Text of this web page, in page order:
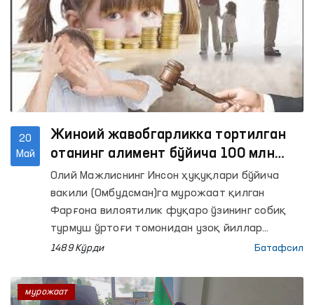
20
Май
Жиноий жавобгарликка тортилган
отанинг алимент бўйича 100 млн
сўмдан ортиқ қарзи жамғарма
ҳисобидан қопланди - Омбудсман
Олий Мажлиснинг Инсон ҳуқуқлари бўйича
вакили (Омбудсман)га мурожаат қилган
Фарғона вилоятилик фуқаро ўзининг собиқ
турмуш ўртоғи томонидан узоқ йиллар
давомида алимент тўламасдан
нисбатан икки маротаба маъмурий ва бир
маротаба жиноий жавобгарлик чоралари
1489 Кўрди Батафсил
мурожаат